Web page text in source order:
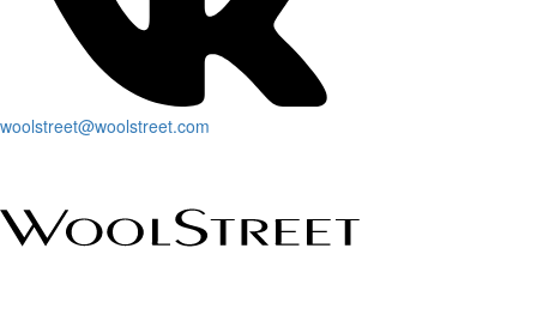
woolstreet@woolstreet.com